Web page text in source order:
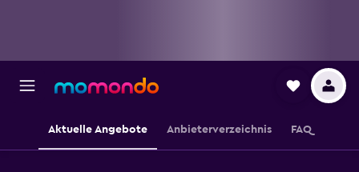
Aktuelle Angebote Anbieterverzeichnis FAQ